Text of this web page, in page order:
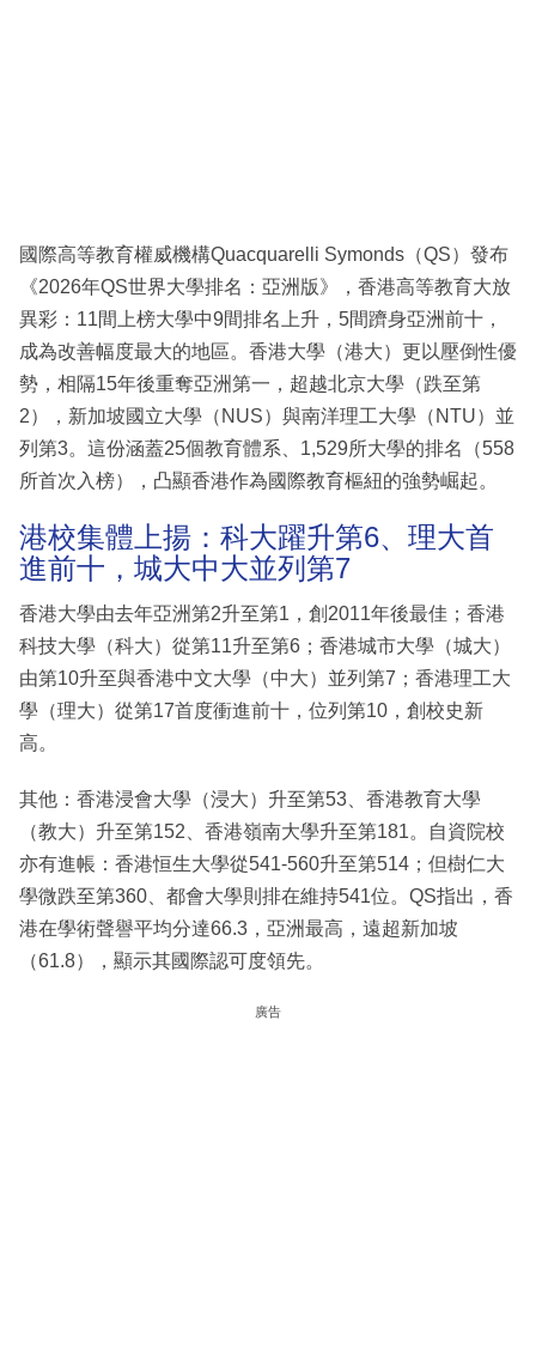
區
國際高等教育權威機構Quacquarelli Symonds（QS）發布
《2026年QS世界大學排名：亞洲版》，香港高等教育大放
異彩：11間上榜大學中9間排名上升，5間躋身亞洲前十，
成為改善幅度最大的地區。香港大學（港大）更以壓倒性優
勢，相隔15年後重奪亞洲第一，超越北京大學（跌至第
2），新加坡國立大學（NUS）與南洋理工大學（NTU）並
列第3。這份涵蓋25個教育體系、1,529所大學的排名（558
所首次入榜），凸顯香港作為國際教育樞紐的強勢崛起。
港校集體上揚：科大躍升第6、理大首
進前十，城大中大並列第7
香港大學由去年亞洲第2升至第1，創2011年後最佳；香港
科技大學（科大）從第11升至第6；香港城市大學（城大）
由第10升至與香港中文大學（中大）並列第7；香港理工大
學（理大）從第17首度衝進前十，位列第10，創校史新
高。
其他：香港浸會大學（浸大）升至第53、香港教育大學
（教大）升至第152、香港嶺南大學升至第181。自資院校
亦有進帳：香港恒生大學從541-560升至第514；但樹仁大
學微跌至第360、都會大學則排在維持541位。QS指出，香
港在學術聲譽平均分達66.3，亞洲最高，遠超新加坡
（61.8），顯示其國際認可度領先。
廣告